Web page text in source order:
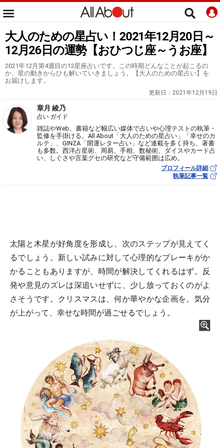
大人のための星占い！2021年12月20日～
12月26日の運勢【おひつじ座～うお座】
2021年12月第4週目の12星座占いです。この時期どんなことが起こるの
か、星の動きからひも解いていきましょう。【大人のための星占い】を
お届けします。
更新日： 2021年12月19日
章月 綾乃
占い ガイド
雑誌やWeb、書籍など幅広い媒体で占いや心理テストの執筆・
監修を手掛ける。All About「大人のための星占い」「幸せのカ
ルテ」、GINZA「開運レター占い」など連載を多く持ち、著書
も多数。西洋占星術、周易、手相、数秘術、ダイスやカード占
い、しぐさや言葉グセの研究など守備範囲は広め。
プロフィール詳細
執筆記事一覧
太陽と木星が好角度を形成し、次のステップが見えてく
るでしょう。新しい試みに対して心理的なブレーキがか
かることもありますが、時間が解決してくれるはず。反
発や意見のズレは深追いせずに、少し放っておくのがよ
さそうです。クリスマスは、何か華やかな企画を。気分
が上がって、幸せな時間が過ごせるでしょう。